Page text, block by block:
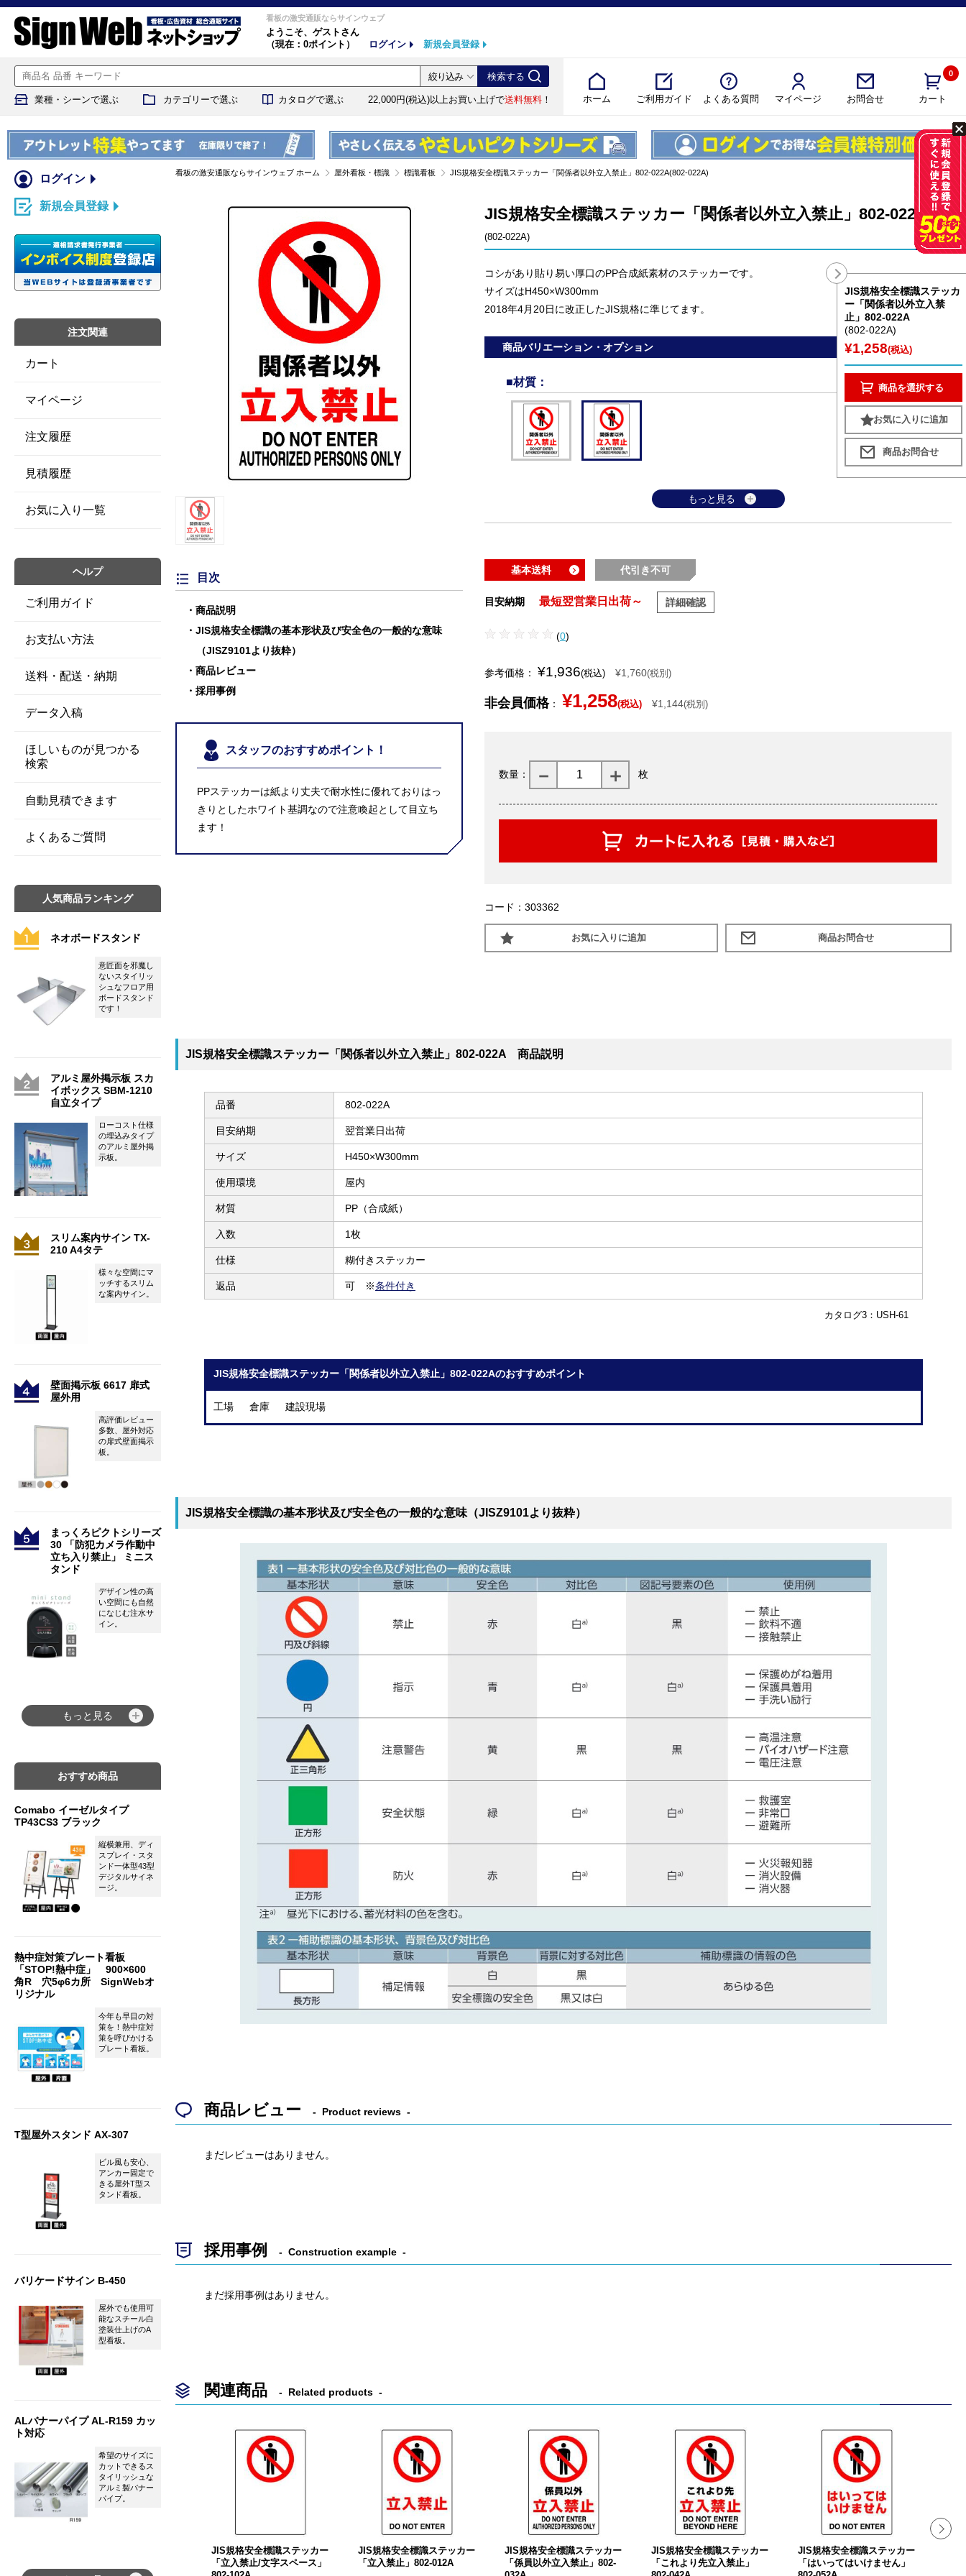
看板の激安通販ならサインウェブ
ようこそ、 ゲストさん
（現在：0ポイント）
ログイン 新規会員登録
ホーム ご利用ガイド よくある質問 マイページ お問合せ カート
0
業種・シーンで選ぶ カテゴリーで選ぶ カタログで選ぶ 22,000円(税込)以上お買い上げで送料無料 ！
看板の激安通販ならサインウェブ ホーム 屋外看板・標識 標識看板 JIS規格安全標識ステッカー「関係者以外立入禁止」802-022A(802-022A)
目次
商品説明
JIS規格安全標識の基本形状及び安全色の一般的な意味
（JISZ9101より抜粋）
商品レビュー
採用事例
スタッフのおすすめポイント！
PPステッカーは紙より丈夫で耐水性に優れておりはっ
きりとしたホワイト基調なので注意喚起として目立ち
ます！
JIS規格安全標識ステッカー「関係者以外立入禁止」802-022A
(802-022A)
コシがあり貼り易い厚口のPP合成紙素材のステッカーです。
サイズはH450×W300mm
2018年4月20日に改正したJIS規格に準じてます。
商品バリエーション・オプション
■材質 ：
もっと見る
基本送料 代引き不可
目安納期 最短翌営業日出荷～ 詳細確認
(0)
参考価格： ¥1,936(税込) ¥1,760(税別)
非会員価格： ¥1,258(税込) ¥1,144(税別)
数量： 枚
コード：303362
お気に入りに追加
JIS規格安全標識ステッカー「関係者以外立入禁止」802-022A 商品説明
品番 802-022A
目安納期 翌営業日出荷
サイズ H450×W300mm
使用環境 屋内
材質 PP（合成紙）
入数 1枚
仕様 糊付きステッカー
返品 可 ※条件付き
カタログ3：USH-61
JIS規格安全標識ステッカー「関係者以外立入禁止」802-022Aのおすすめポイント
工場 倉庫 建設現場
JIS規格安全標識の基本形状及び安全色の一般的な意味（JISZ9101より抜粋）
JIS規格安全標識ステッカ
ー「関係者以外立入禁
止」802-022A
(802-022A)
¥1,258(税込)
商品を選択する
お気に入りに追加
商品レビュー Product reviews
まだレビューはありません。
採用事例 Construction example
まだ採用事例はありません。
関連商品 Related products
JIS規格安全標識ステッカー
「立入禁止/文字スペース」
JIS規格安全標識ステッカー
「立入禁止」802-012A
JIS規格安全標識ステッカー
「係員以外立入禁止」802-
JIS規格安全標識ステッカー
「これより先立入禁止」
JIS規格安全標識ステッカー
「はいってはいけません」
ログイン
新規会員登録
注文関連
カート
マイページ
注文履歴
見積履歴
お気に入り一覧
ヘルプ
ご利用ガイド
お支払い方法
送料・配送・納期
データ入稿
ほしいものが見つかる
検索
自動見積できます
よくあるご質問
人気商品ランキング
ネオボードスタンド
意匠面を邪魔し
ないスタイリッ
シュなフロア用
ボードスタンド
です！
アルミ屋外掲示板 スカ
イボックス SBM-1210
自立タイプ
ローコスト仕様
の埋込みタイプ
のアルミ屋外掲
示板。
スリム案内サイン TX-
210 A4タテ
様々な空間にマ
ッチするスリム
な案内サイン。
壁面掲示板 6617 扉式
屋外用
高評価レビュー
多数、屋外対応
の扉式壁面掲示
板。
まっくろピクトシリーズ
30 「防犯カメラ作動中
立ち入り禁止」 ミニス
タンド
デザイン性の高
い空間にも自然
になじむ注水サ
イン。
もっと見る
おすすめ商品
Comabo イーゼルタイプ
TP43CS3 ブラック
縦横兼用、ディ
スプレイ・スタ
ンド一体型43型
デジタルサイネ
ージ。
熱中症対策プレート看板
「STOP!熱中症」 900×600
角R 穴5φ6カ所 SignWebオ
リジナル
今年も早目の対
策を！熱中症対
策を呼びかける
プレート看板。
T型屋外スタンド AX-307
ビル風も安心、
アンカー固定で
きる屋外T型ス
タンド看板。
バリケードサイン B-450
屋外でも使用可
能なスチール白
塗装仕上げのA
型看板。
ALバナーパイプ AL-R159 カッ
ト対応
希望のサイズに
カットできるス
タイリッシュな
アルミ製バナー
パイプ。